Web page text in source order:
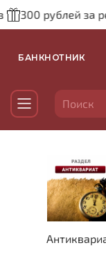
300 рублей за
БАНКНОТНИК